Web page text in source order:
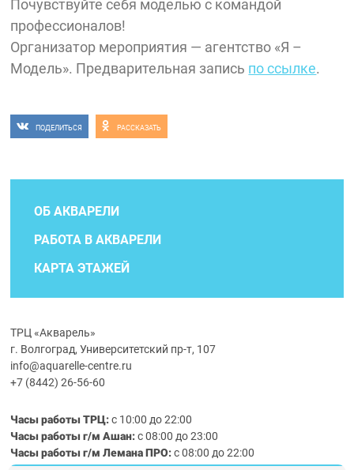
Почувствуйте себя моделью с командой
профессионалов!
Организатор мероприятия — агентство «Я –
Модель». Предварительная запись по ссылке.
ПОДЕЛИТЬСЯ РАССКАЗАТЬ
ОБ АКВАРЕЛИ
РАБОТА В АКВАРЕЛИ
КАРТА ЭТАЖЕЙ
ТРЦ «Акварель»
г. Волгоград, Университетский пр-т, 107
info@aquarelle-centre.ru
+7 (8442) 26-56-60
Часы работы ТРЦ:с 10:00 до 22:00
Часы работы г/м Ашан:с 08:00 до 23:00
Часы работыг/мЛемана ПРО:с 08:00 до 22:00